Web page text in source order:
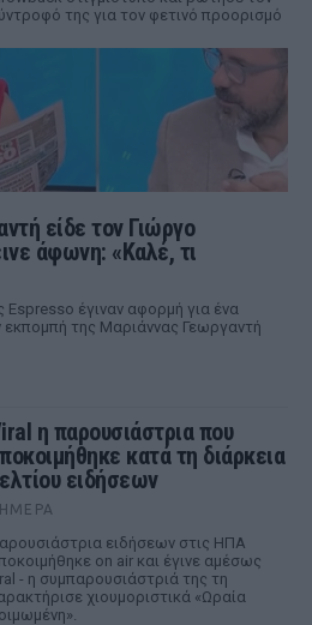
της για τον φετινό προορισμό
είδε τον Γιώργο
άφωνη: «Καλέ, τι
Espresso έγιναν αφορμή για ένα
εκπομπή της Μαριάννας Γεωργαντή
η παρουσιάστρια που
κατά τη διάρκεια
ειδήσεων
ειδήσεων στις ΗΠΑ
on air και έγινε αμέσως
- η συμπαρουσιάστριά της τη
χιουμοριστικά «Ωραία